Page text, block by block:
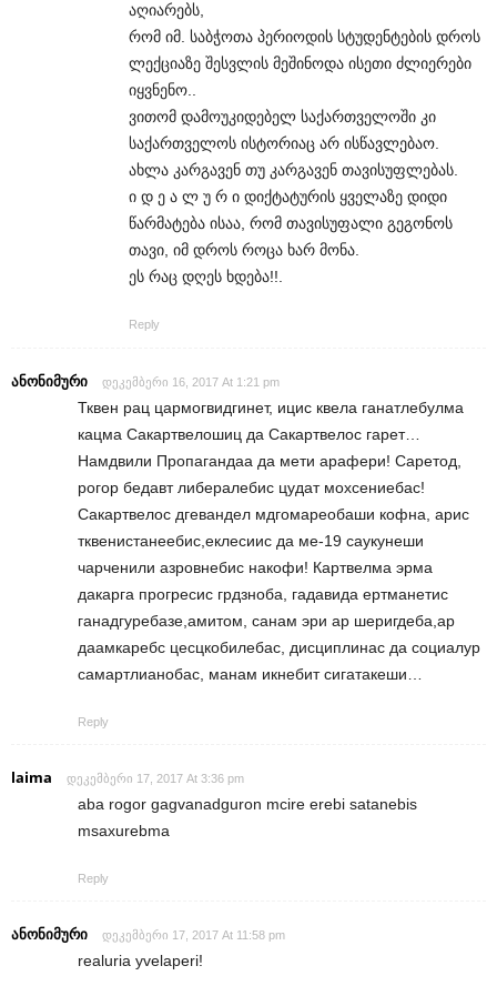
აღიარებს,
რომ იმ. საბჭოთა პერიოდის სტუდენტების დროს
ლექციაზე შესვლის მეშინოდა ისეთი ძლიერები
იყვნენო..
ვითომ დამოუკიდებელ საქართველოში კი
საქართველოს ისტორიაც არ ისწავლებაო.
ახლა კარგავენ თუ კარგავენ თავისუფლებას.
ი დ ე ა ლ უ რ ი დიქტატურის ყველაზე დიდი
წარმატება ისაა, რომ თავისუფალი გეგონოს
თავი, იმ დროს როცა ხარ მონა.
ეს რაც დღეს ხდება!!.
Reply
ანონიმური დეკემბერი 16, 2017 At 1:21 pm
Тквен рац цармогвидгинет, ицис квела ганатлебулма
кацма Сакартвелошиц да Сакартвелос гарет…
Намдвили Пропагандаа да мети арафери! Саретод,
рогор бедавт либералебис цудат мохсениебас!
Сакартвелос дгевандел мдгомареобаши кофна, арис
тквенистанеебис,еклесиис да ме-19 саукунеши
чарченили азровнебис накофи! Картвелма эрма
дакарга прогресис грдзноба, гадавида ертманетис
ганадгуребазе,амитом, санам эри ар шеригдеба,ар
даамкаребс цесцкобилебас, дисциплинас да социалур
самартлианобас, манам икнебит сигатакеши…
Reply
laima დეკემბერი 17, 2017 At 3:36 pm
aba rogor gagvanadguron mcire erebi satanebis
msaxurebma
Reply
ანონიმური დეკემბერი 17, 2017 At 11:58 pm
realuria yvelaperi!